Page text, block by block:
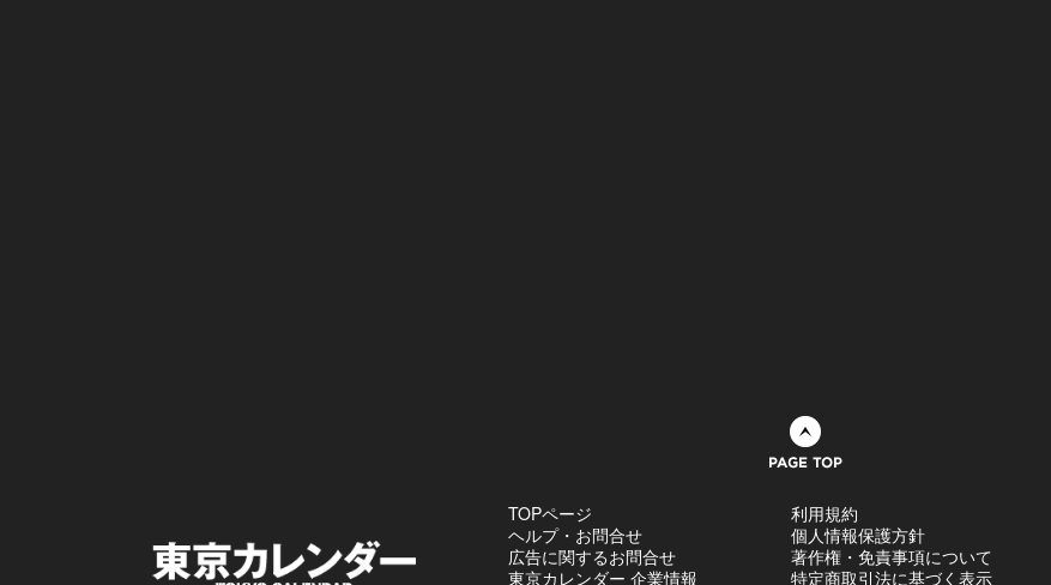
TOPページ
ヘルプ・お問合せ
広告に関するお問合せ
東京カレンダー 企業情報
利用規約
個人情報保護方針
著作権・免責事項について
特定商取引法に基づく表示